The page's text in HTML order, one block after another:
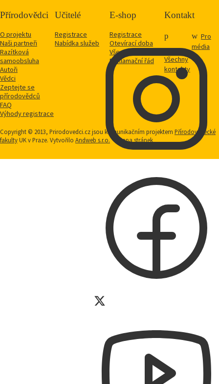
Přírodovědci
O projektu
Naši partneři
Razítková
samoobsluha
Autoři
Vědci
Zeptejte se
přírodovědců
FAQ
Výhody registrace
Učitelé
Registrace
Nabídka služeb
E-shop
Registrace
Otevírací doba
Vše o nákupu
Reklamační řád
Kontakt
Všechny
kontakty
Pro
média
Copyright © 2013, Prirodovedci.cz jsou komunikačním projektem Přírodovědecké
fakultyUK v Praze. Vytvořilo Andweb s.r.o. Mapa stránek